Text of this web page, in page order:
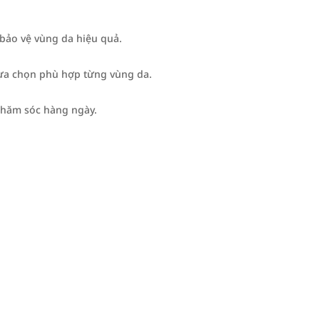
vệ vùng da hiệu quả.
chọn phù hợp từng vùng da.
sóc hàng ngày.